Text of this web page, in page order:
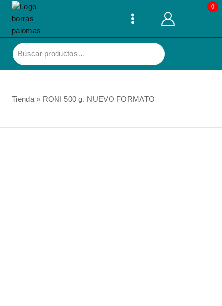
Skip
content
0
Buscar
por:
Tienda» RONI 500 g. NUEVO FORMATO